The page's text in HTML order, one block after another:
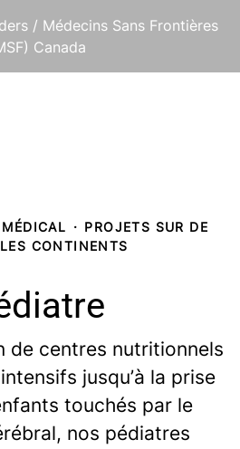
/ Médecins Sans Frontières
Canada
MÉDICAL · PROJETS SUR DE
CONTINENTS
de centres nutritionnels
jusqu’à la prise
touchés par le
nos pédiatres